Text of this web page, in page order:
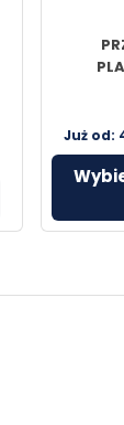
Już od: